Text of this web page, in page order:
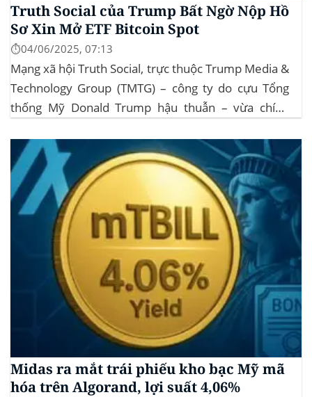
Truth Social của Trump Bất Ngờ Nộp Hồ
Sơ Xin Mở ETF Bitcoin Spot
⏱️04/06/2025, 07:13
Mạng xã hội Truth Social, trực thuộc Trump Media &
Technology Group (TMTG) – công ty do cựu Tổng
thống Mỹ Donald Trump hậu thuẫn – vừa chính
dịch Mỹ (SEC) để xin phê duyệt quỹ ETF Bitcoin...
Midas ra mắt trái phiếu kho bạc Mỹ mã
hóa trên Algorand, lợi suất 4,06%